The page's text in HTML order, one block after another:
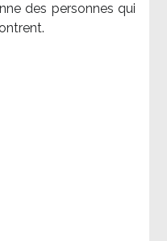
des personnes qui